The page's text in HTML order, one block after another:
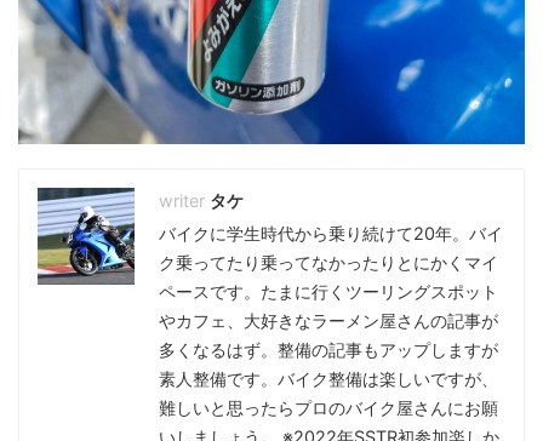
タケ
バイクに学生時代から乗り続けて20年。バイ
ク乗ってたり乗ってなかったりとにかくマイ
ペースです。たまに行くツーリングスポット
やカフェ、大好きなラーメン屋さんの記事が
多くなるはず。整備の記事もアップしますが
素人整備です。バイク整備は楽しいですが、
難しいと思ったらプロのバイク屋さんにお願